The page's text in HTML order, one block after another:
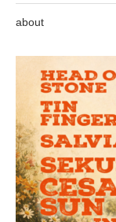
about